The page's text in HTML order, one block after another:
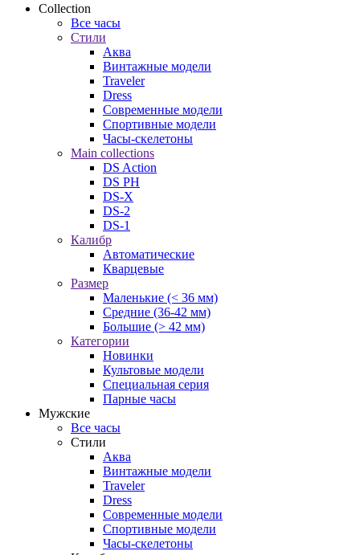
Collection
Все часы
Стили
Аква
Винтажные модели
Traveler
Dress
Современные модели
Спортивные модели
Часы-скелетоны
Main collections
DS Action
DS PH
DS-X
DS-2
DS-1
Калибр
Автоматические
Кварцевые
Размер
Маленькие (< 36 мм)
Средние (36-42 мм)
Большие (> 42 мм)
Категории
Новинки
Культовые модели
Специальная серия
Парные часы
Мужские
Все часы
Стили
Аква
Винтажные модели
Traveler
Dress
Современные модели
Спортивные модели
Часы-скелетоны